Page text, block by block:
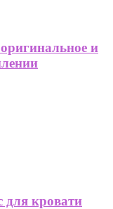
и
для кровати